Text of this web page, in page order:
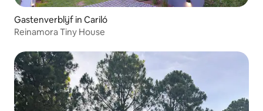
Gastenverblijf in Cariló
Reinamora Tiny House